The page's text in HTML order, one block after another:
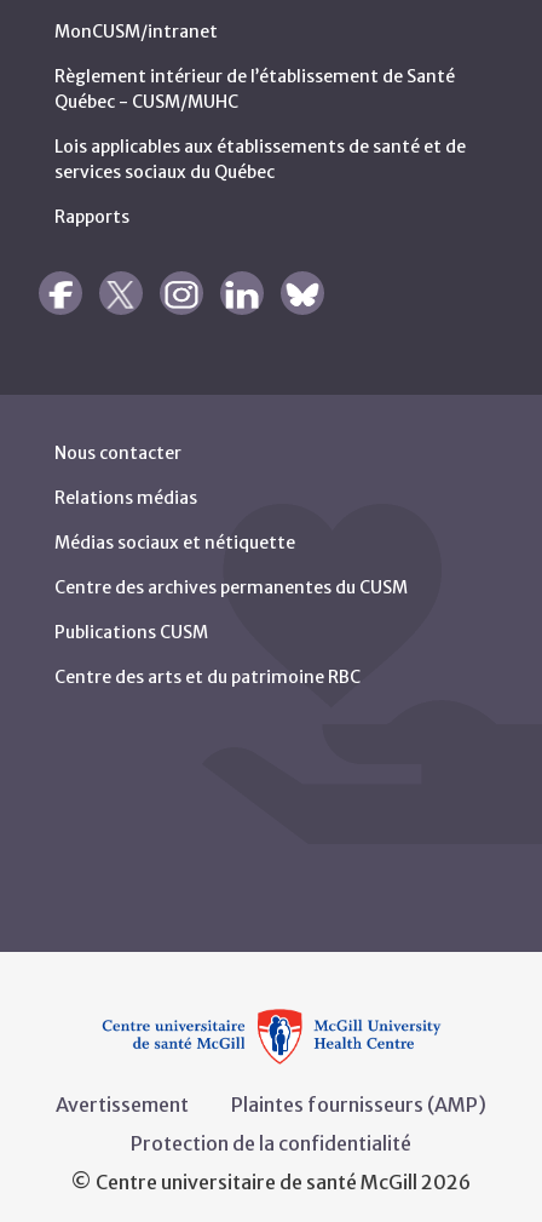
MonCUSM/intranet
Règlement intérieur de l’établissement de Santé
Québec - CUSM/MUHC
Lois applicables aux établissements de santé et de
services sociaux du Québec
Rapports
Nous contacter
Relations médias
Médias sociaux et nétiquette
Centre des archives permanentes du CUSM
Publications CUSM
Centre des arts et du patrimoine RBC
Avertissement
Plaintes fournisseurs (AMP)
Protection de la confidentialité
© Centre universitaire de santé McGill 2026